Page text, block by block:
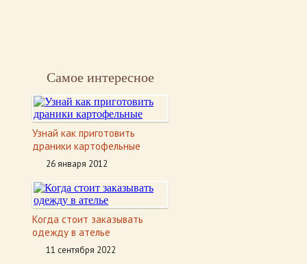
Самое интересное
Узнай как приготовить
драники картофельные
26 января 2012
Когда стоит заказывать
одежду в ателье
11 сентября 2022